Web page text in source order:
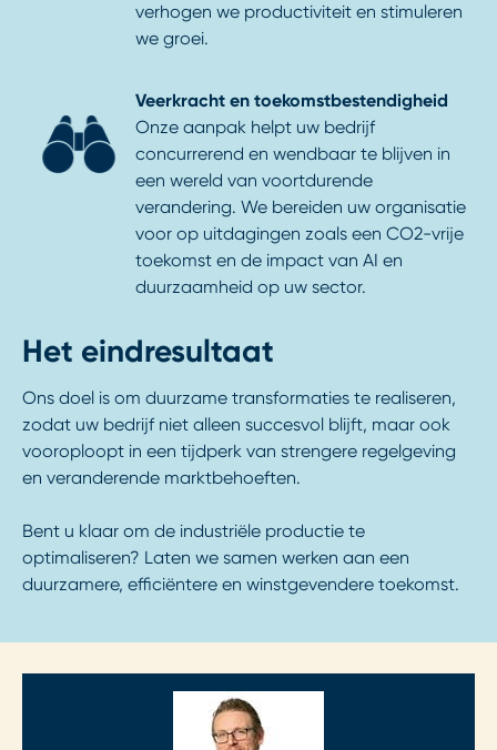
verhogen we productiviteit en stimuleren
we groei.
Veerkracht en toekomstbestendigheid
Onze aanpak helpt uw bedrijf
concurrerend en wendbaar te blijven in
een wereld van voortdurende
verandering. We bereiden uw organisatie
voor op uitdagingen zoals een CO2-vrije
toekomst en de impact van AI en
duurzaamheid op uw sector.
Het eindresultaat
Ons doel is om duurzame transformaties te realiseren,
zodat uw bedrijf niet alleen succesvol blijft, maar ook
vooroploopt in een tijdperk van strengere regelgeving
en veranderende marktbehoeften.
Bent u klaar om de industriële productie te
optimaliseren? Laten we samen werken aan een
duurzamere, efficiëntere en winstgevendere toekomst.